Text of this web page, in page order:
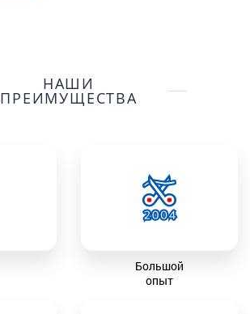
НАШИ
ПРЕИМУЩЕСТВА
Большой
опыт